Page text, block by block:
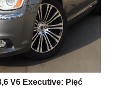
V6 Executive: Pięć